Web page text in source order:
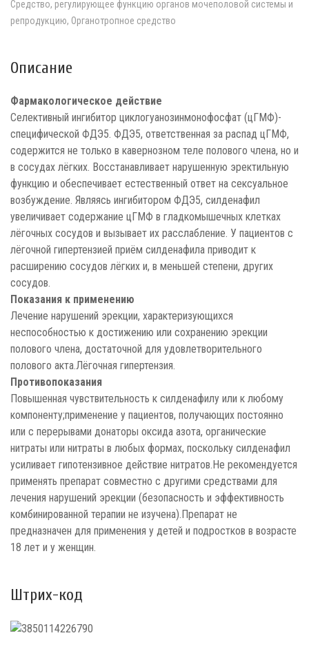
Средство, регулирующее функцию органов мочеполовой системы и
репродукцию, Органотропное средство
Описание
Фармакологическое действие
Селективный ингибитор циклогуанозинмонофосфат (цГМФ)-
специфической ФДЭ5. ФДЭ5, ответственная за распад цГМФ,
содержится не только в кавернозном теле полового члена, но и
в сосудах лёгких. Восстанавливает нарушенную эректильную
функцию и обеспечивает естественный ответ на сексуальное
возбуждение. Являясь ингибитором ФДЭ5, силденафил
увеличивает содержание цГМФ в гладкомышечных клетках
лёгочных сосудов и вызывает их расслабление. У пациентов с
лёгочной гипертензией приём силденафила приводит к
расширению сосудов лёгких и, в меньшей степени, других
сосудов.
Показания к применению
Лечение нарушений эрекции, характеризующихся
неспособностью к достижению или сохранению эрекции
полового члена, достаточной для удовлетворительного
полового акта.Лёгочная гипертензия.
Противопоказания
Повышенная чувствительность к силденафилу или к любому
компоненту;применение у пациентов, получающих постоянно
или с перерывами донаторы оксида азота, органические
нитраты или нитраты в любых формах, поскольку силденафил
усиливает гипотензивное действие нитратов.Не рекомендуется
применять препарат совместно с другими средствами для
лечения нарушений эрекции (безопасность и эффективность
комбинированной терапии не изучена).Препарат не
предназначен для применения у детей и подростков в возрасте
18 лет и у женщин.
Штрих-код